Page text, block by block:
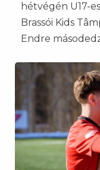
hétvégén U17-
Brassói Kids
Endre